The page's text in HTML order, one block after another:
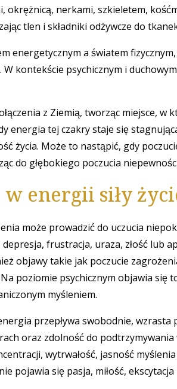
okrężnicą, nerkami, szkieletem,
tlen i składniki odżywcze do tkanek
energetycznym a światem
kontekście psychicznym i
z Ziemią, tworząc miejsce, w
energia tej czakry staje się
życia. Może to nastąpić, gdy
do głębokiego poczucia
energii siły
może prowadzić do uczucia
frustracja, uraza, złość lub
objawy takie jak poczucie
poziomie psychicznym objawia się
myśleniem.
przepływa swobodnie, wzrasta
oraz zdolność do
wytrwałość, jasność
pojawia się pasja, miłość,